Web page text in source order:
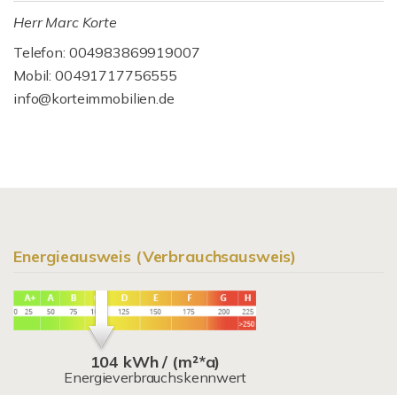
Herr Marc Korte
Telefon: 004983869919007
Mobil: 00491717756555
info@korteimmobilien.de
Energieausweis (Verbrauchsausweis)
104 kWh / (m²*a)
Energieverbrauchskennwert